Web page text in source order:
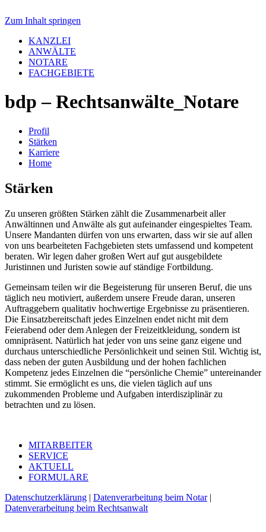
Zum Inhalt springen
KANZLEI
ANWÄLTE
NOTARE
FACHGEBIETE
bdp – Rechtsanwälte_Notare
Profil
Stärken
Karriere
Home
Stärken
Zu unseren größten Stärken zählt die Zusammenarbeit aller
Anwältinnen und Anwälte als gut aufeinander eingespieltes Team.
Unsere Mandanten dürfen von uns erwarten, dass wir sie auf allen
von uns bearbeiteten Fachgebieten stets umfassend und kompetent
beraten. Wir legen daher großen Wert auf gut ausgebildete
Juristinnen und Juristen sowie auf ständige Fortbildung.
Gemeinsam teilen wir die Begeisterung für unseren Beruf, die uns
täglich neu motiviert, außerdem unsere Freude daran, unseren
Auftraggebern qualitativ hochwertige Ergebnisse zu präsentieren.
Die Einsatzbereitschaft jedes Einzelnen endet nicht mit dem
Feierabend oder dem Anlegen der Freizeitkleidung, sondern ist
omnipräsent. Natürlich hat jeder von uns seine ganz eigene und
durchaus unterschiedliche Persönlichkeit und seinen Stil. Wichtig ist,
dass neben der guten Ausbildung und der hohen fachlichen
Kompetenz jedes Einzelnen die “persönliche Chemie” untereinander
stimmt. Sie ermöglicht es uns, die vielen täglich auf uns
zukommenden Probleme und Aufgaben interdisziplinär zu
betrachten und zu lösen.
MITARBEITER
SERVICE
AKTUELL
FORMULARE
Datenschutzerklärung | Datenverarbeitung beim Notar|
Datenverarbeitung beim Rechtsanwalt